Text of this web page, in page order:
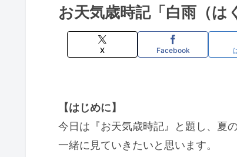
お天気歳時記「白雨（は
X Facebook
【はじめに】
今日は『お天気歳時記』と題し、夏
一緒に見ていきたいと思います。